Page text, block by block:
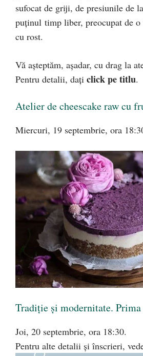
sufocat de griji, de presiunile de
puținul timp liber, preocupat de
cu rost.
Vă aşteptăm, așadar, cu drag la
Pentru detalii, dați click pe titlu.
Atelier de cheescake raw cu
Miercuri, 19 septembrie, ora
Tradiţie şi modernitate. Prima
Joi, 20 septembrie, ora 18:30.
Pentru alte detalii și înscrieri,